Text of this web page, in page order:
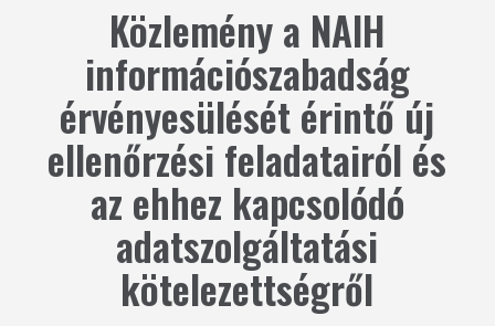
Közlemény a NAIH
információszabadság
érvényesülését érintő új
ellenőrzési feladatairól és
az ehhez kapcsolódó
adatszolgáltatási
kötelezettségről